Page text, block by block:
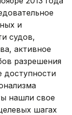
и
судов,
активное
разрешения
доступности
нашли свое
шагах